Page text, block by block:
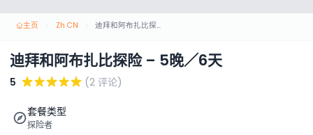
主页 Zh CN 迪拜和阿布扎比探险 – 5晚／6天
迪拜和阿布扎比探险 – 5晚／6天
5 (2 评论)
套餐类型
探险者